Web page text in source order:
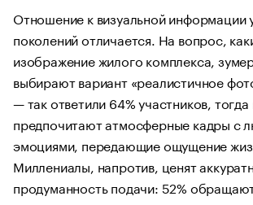
Отношение к визуальной информации
поколений отличается. На вопрос,
изображение жилого комплекса,
выбирают вариант «реалистичное
— так ответили 64% участников, тогда
предпочитают атмосферные кадры с
эмоциями, передающие ощущение
Миллениалы, напротив, ценят
продуманность подачи: 52%